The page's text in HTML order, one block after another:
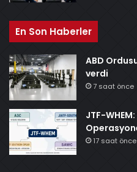
En Son Haberler
ABD
verdi
7 saat önce
JTF-
17 saat önce